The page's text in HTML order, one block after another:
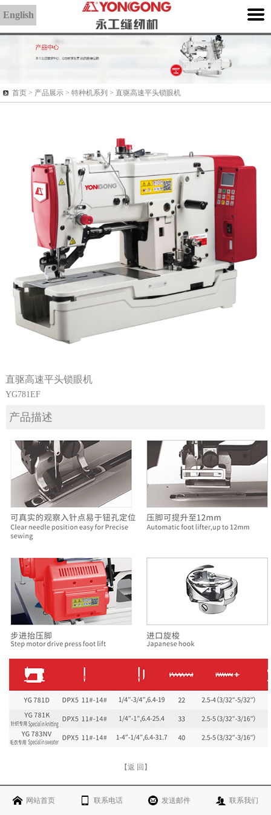
English
首页 > 产品展示 > 特种机系列 > 直驱高速平头锁眼机
直驱高速平头锁眼机
YG781EF
产品描述
【返 回】
网站首页 联系电话 发送邮件 联系我们